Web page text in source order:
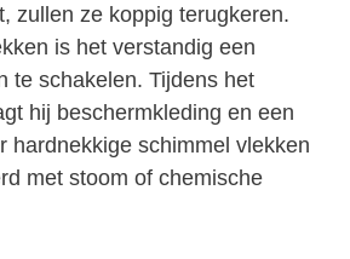
zullen ze koppig terugkeren.
is het verstandig een
te schakelen. Tijdens het
hij beschermkleding en een
hardnekkige schimmel vlekken
met stoom of chemische